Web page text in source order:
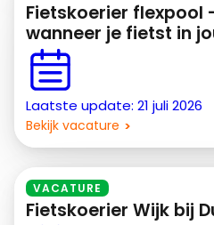
Fietskoerier flexpool
wanneer je fietst in
Laatste update: 21 juli 2026
Bekijk vacature
VACATURE
Fietskoerier Wijk bij